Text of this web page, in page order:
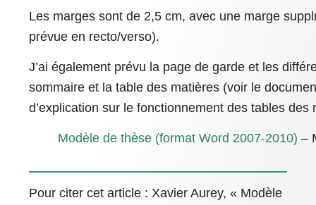
Les marges sont de 2,5 cm, avec une marge
prévue en recto/verso).
J’ai également prévu la page de garde et les
sommaire et la table des matières (voir le
d’explication sur le fonctionnement des tables des
Modèle de thèse (format Word 2007-2010) –
Pour citer cet article : Xavier Aurey, « Modèle